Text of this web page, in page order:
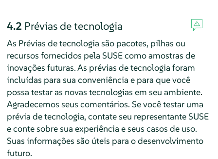
4.2 Prévias de tecnologia
As Prévias de tecnologia são pacotes, pilhas ou
recursos fornecidos pela SUSE como amostras de
inovações futuras. As prévias de tecnologia foram
incluídas para sua conveniência e para que você
possa testar as novas tecnologias em seu ambiente.
Agradecemos seus comentários. Se você testar uma
prévia de tecnologia, contate seu representante SUSE
e conte sobre sua experiência e seus casos de uso.
Suas informações são úteis para o desenvolvimento
futuro.